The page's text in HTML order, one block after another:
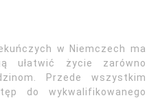
w Niemczech ma
ułatwić życie zarówno
Przede wszystkim
do wykwalifikowanego